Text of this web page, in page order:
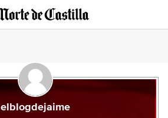
elblogdejaime